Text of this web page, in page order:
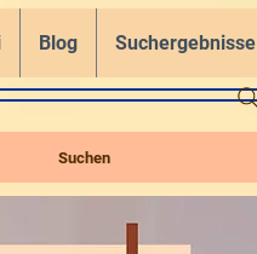
Blog Suchergebnisse
Suchen